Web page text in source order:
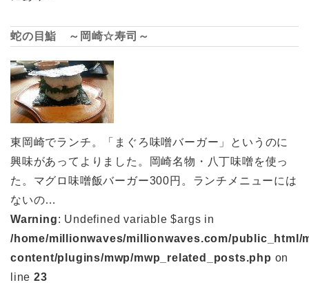
蛇の目鮨 ～岡崎☆寿司～
東岡崎でランチ。「まぐろ味噌バーガー」というのに
興味があってよりました。岡崎名物・八丁味噌を使っ
た。マグロ味噌飯バーガー300円。ランチメニューには
ないの…
Warning: Undefined variable $args in
/home/millionwaves/millionwaves.com/public_html/
content/plugins/mwp/mwp_related_posts.php on
line 23